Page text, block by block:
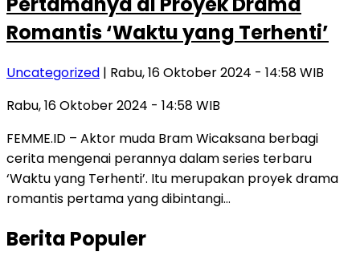
Romantis ‘Waktu yang Terhenti’
Uncategorized | Rabu, 16 Oktober 2024 - 14:58 WIB
Rabu, 16 Oktober 2024 - 14:58 WIB
FEMME.ID – Aktor muda Bram Wicaksana berbagi
cerita mengenai perannya dalam series terbaru
‘Waktu yang Terhenti’. Itu merupakan proyek drama
romantis pertama yang dibintangi…
Berita Populer